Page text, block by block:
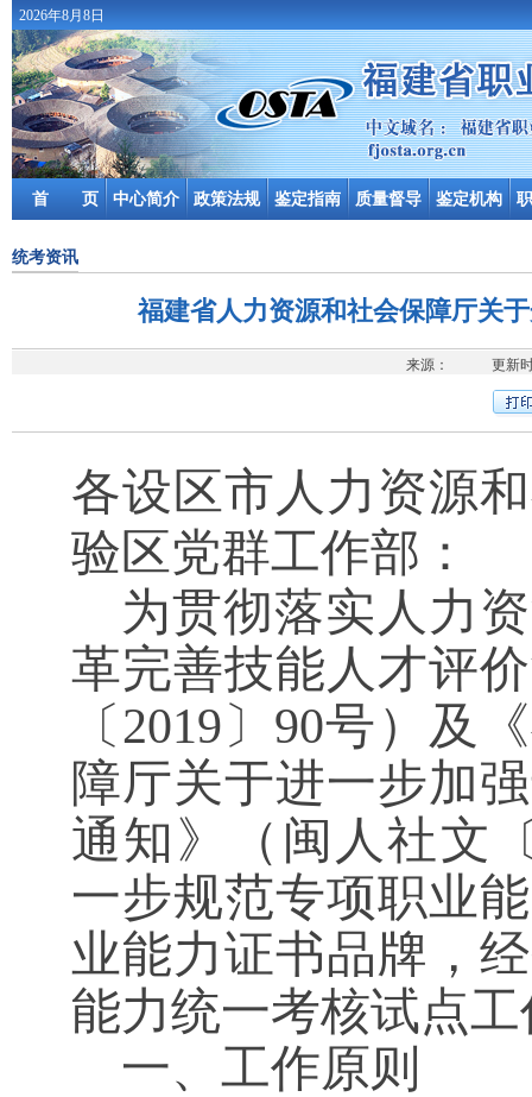
2026年8月8日
首 页 中心简介 政策法规 鉴定指南 质量督导 鉴定机构
统考资讯
福建省人力资源和社会保障厅关
来源： 更新时
各设区市人力资源
验区党群工作部 ：
为贯彻落实人力
革完善技能人才评
〔 2019〕90号）及
障厅关于进一步加
通知》（闽人社文
一步规范专项职业
业能力证书品牌，
能力统一考核试点
一、工作原则